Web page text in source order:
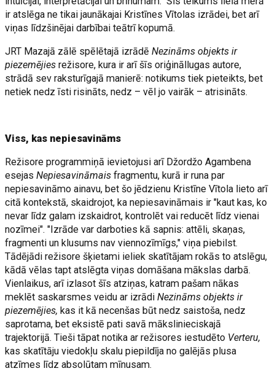
ir atslēga ne tikai jaunākajai Kristīnes Vītolas izrādei, bet arī
viņas līdzšinējai darbībai teātrī kopumā.
JRT Mazajā zālē spēlētajā izrādēNezināms objekts ir
piezemējies režisore, kura ir arī šīs oriģināllugas autore,
strādā sev raksturīgajā manierē: notikums tiek pieteikts, bet
netiek nedz īsti risināts, nedz – vēl jo vairāk – atrisināts.
Viss, kas nepiesavināms
Režisore programmiņā ievietojusi arī Džordžo Agambena
esejasNepiesavināmais fragmentu, kurā ir runa par
nepiesavināmo ainavu, bet šo jēdzienu Kristīne Vītola lieto arī
citā kontekstā, skaidrojot, ka nepiesavināmais ir "kaut kas, ko
nevar līdz galam izskaidrot, kontrolēt vai reducēt līdz vienai
nozīmei". "Izrāde var darboties kā sapnis: attēli, skaņas,
fragmenti un klusums nav viennozīmīgs," viņa piebilst.
Tādējādi režisore šķietami ieliek skatītājam rokās to atslēgu,
kādā vēlas tapt atslēgta viņas domāšana mākslas darbā.
Vienlaikus, arī izlasot šīs atziņas, katram pašam nākas
meklēt saskarsmes veidu ar izrādiNezināms objekts ir
piezemējies,kas it kā necenšas būt nedz saistoša, nedz
saprotama, bet eksistē pati savā mākslinieciskajā
trajektorijā. Tieši tāpat notika ar režisores iestudēto Verteru,
kas skatītāju viedokļu skalu piepildīja no galējās plusa
atzīmes līdz absolūtam mīnusam.